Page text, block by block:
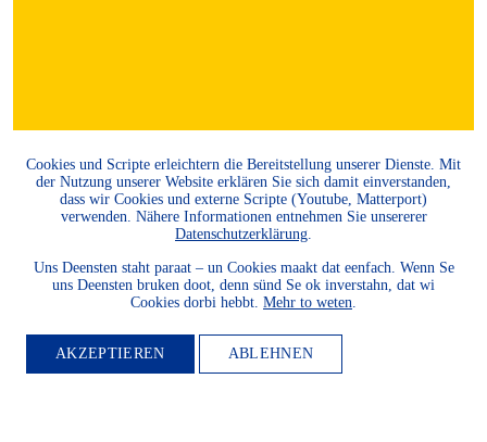
Cookies und Scripte erleichtern die Bereitstellung unserer Dienste. Mit
der Nutzung unserer Website erklären Sie sich damit einverstanden,
dass wir Cookies und externe Scripte (Youtube, Matterport)
verwenden. Nähere Informationen entnehmen Sie unsererer
Datenschutzerklärung
Uns Deensten staht paraat – un Cookies maakt dat eenfach. Wenn Se
uns Deensten bruken doot, denn sünd Se ok inverstahn, dat wi
Cookies dorbi hebbt. Mehr to weten
AKZEPTIEREN ABLEHNEN